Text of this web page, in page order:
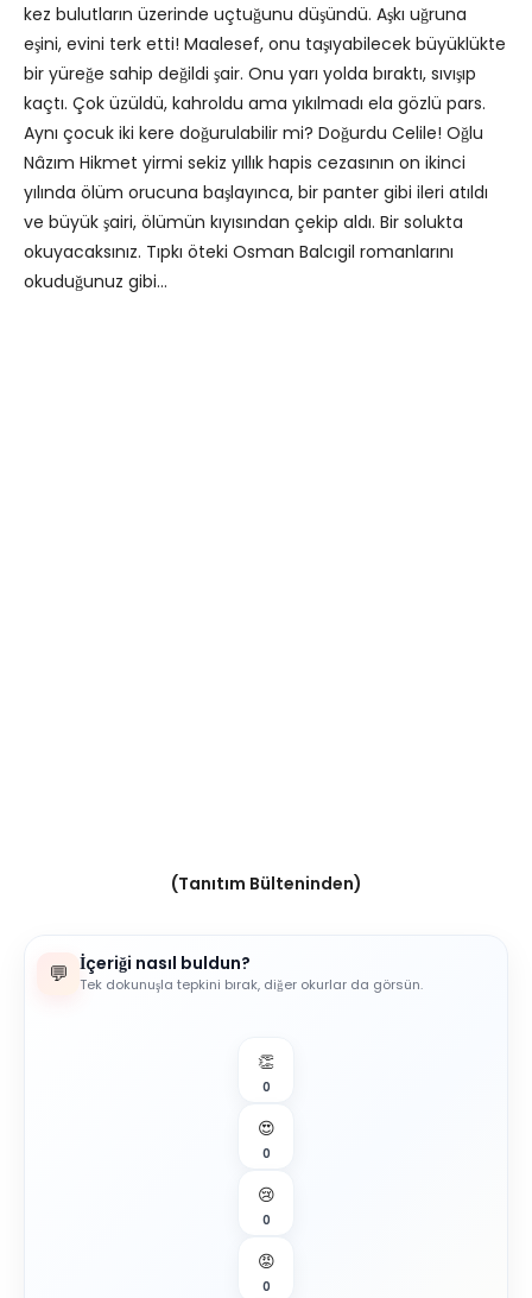
kez bulutların üzerinde uçtuğunu düşündü. Aşkı uğruna
eşini, evini terk etti! Maalesef, onu taşıyabilecek büyüklükte
bir yüreğe sahip değildi şair. Onu yarı yolda bıraktı, sıvışıp
kaçtı. Çok üzüldü, kahroldu ama yıkılmadı ela gözlü pars.
Aynı çocuk iki kere doğurulabilir mi? Doğurdu Celile! Oğlu
Nâzım Hikmet yirmi sekiz yıllık hapis cezasının on ikinci
yılında ölüm orucuna başlayınca, bir panter gibi ileri atıldı
ve büyük şairi, ölümün kıyısından çekip aldı. Bir solukta
okuyacaksınız. Tıpkı öteki Osman Balcıgil romanlarını
okuduğunuz gibi…
(Tanıtım Bülteninden)
💬 İçeriği nasıl buldun?
Tek dokunuşla tepkini bırak, diğer okurlar da görsün.
👏
0
😍
0
😢
0
😡
0